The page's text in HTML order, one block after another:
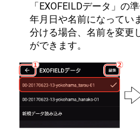
「EXOFEILDデータ」の
年月日や名前になってい
分ける場合、名前を変更
ができます。